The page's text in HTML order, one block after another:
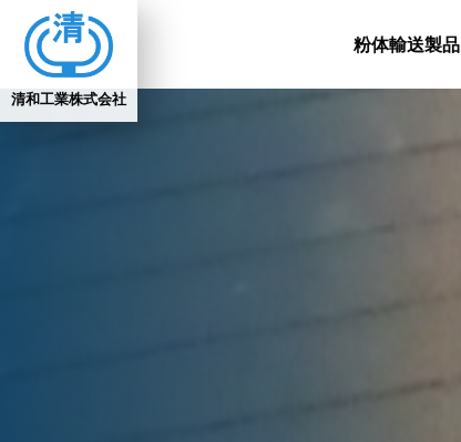
清和工業株式会社
粉体輸送製品